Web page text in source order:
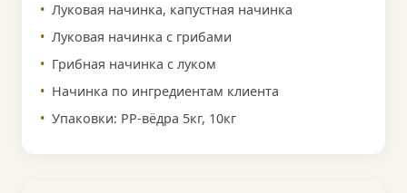
Луковая начинка, капустная начинка
Луковая начинка с грибами
Грибная начинка с луком
Начинка по ингредиентам клиента
Упаковки: PP-вёдра 5кг, 10кг